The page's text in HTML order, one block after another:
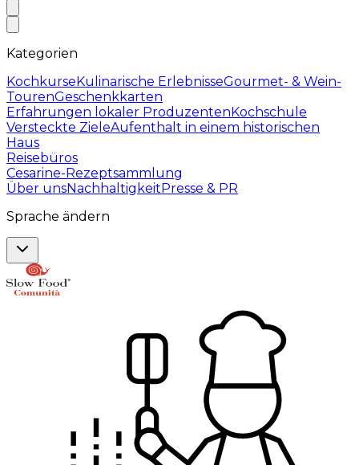
Kategorien
KochkurseKulinarische ErlebnisseGourmet- & Wein-
TourenGeschenkkarten
Erfahrungen lokaler ProduzentenKochschule
Versteckte ZieleAufenthalt in einem historischen
Haus
Reisebüros
Cesarine-Rezeptsammlung
Über unsNachhaltigkeitPresse & PR
Sprache ändern